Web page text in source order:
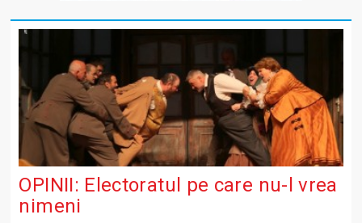
OPINII: Electoratul pe care nu-l vrea
nimeni